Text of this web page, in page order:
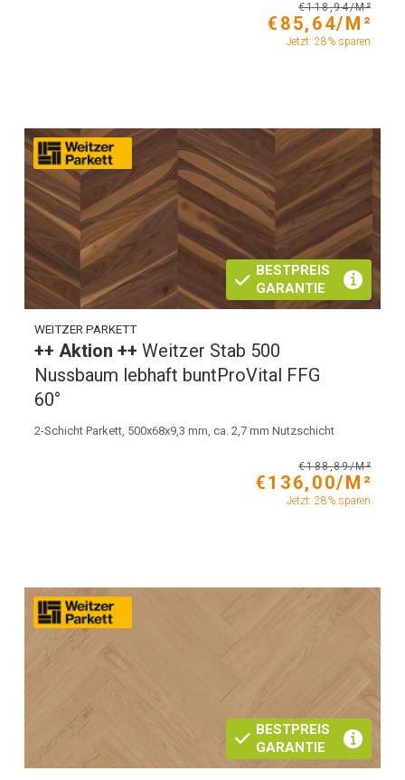
€118,94/M²
€85,64/M²
Jetzt: 28% sparen
BESTPREIS
GARANTIE
WEITZER PARKETT
++ Aktion ++Weitzer Stab 500
Nussbaum lebhaft buntProVital FFG
60°
2-Schicht Parkett, 500x68x9,3 mm, ca. 2,7 mm Nutzschicht
€188,89/M²
€136,00/M²
Jetzt: 28% sparen
BESTPREIS
GARANTIE